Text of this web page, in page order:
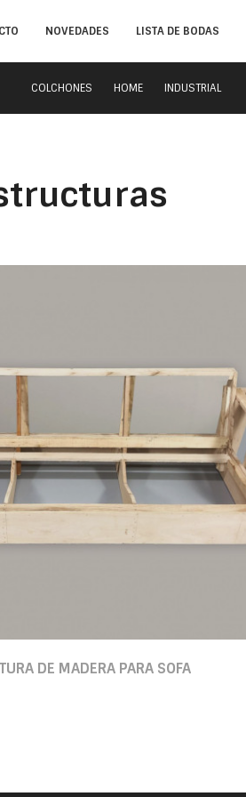
NOVEDADES LISTA DE BODAS
COLCHONES HOME INDUSTRIAL
DE MADERA PARA SOFA